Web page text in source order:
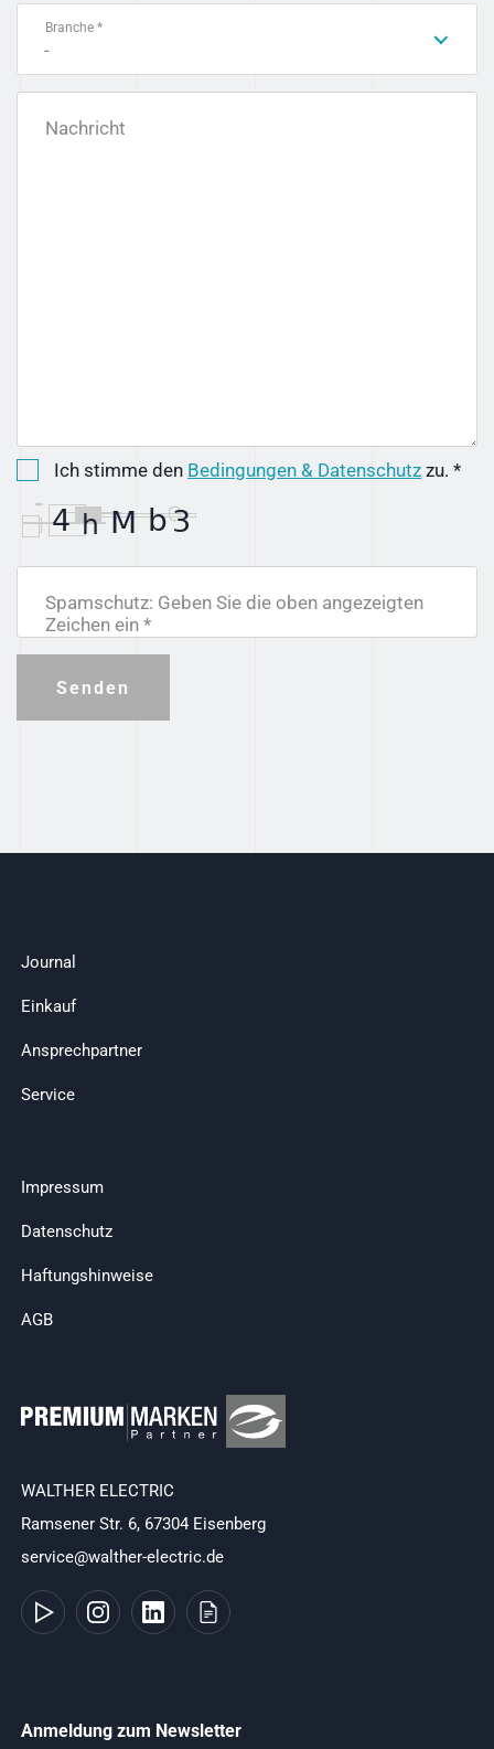
Branche *
-
Nachricht
Ich stimme den Bedingungen & Datenschutz zu. *
Spamschutz: Geben Sie die oben angezeigten
Zeichen ein *
Senden
Journal
Einkauf
Ansprechpartner
Service
Impressum
Datenschutz
Haftungshinweise
AGB
WALTHER ELECTRIC
Ramsener Str. 6, 67304 Eisenberg
service@walther-electric.de
Anmeldung zum Newsletter